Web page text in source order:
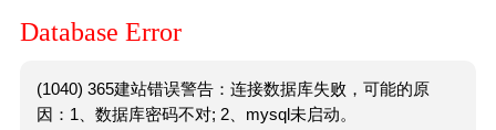
Database Error
(1040) 365建站错误警告：连接数据库失败，可能的原
因：1、数据库密码不对; 2、mysql未启动。